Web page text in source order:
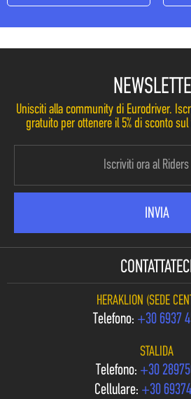
Unisciti alla community di Eurodriver.
gratuito per ottenere il 5% di sconto
HERAKLION (SEDE
Telefono: +30 6937
STALIDA
Telefono: +30
Cellulare: +30